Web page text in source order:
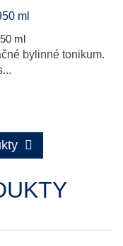
ml
bylinné tonikum.